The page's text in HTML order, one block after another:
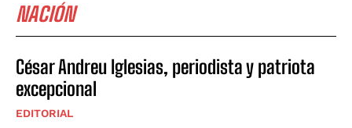
NACIÓN
César Andreu Iglesias, periodista y patriota
excepcional
EDITORIAL